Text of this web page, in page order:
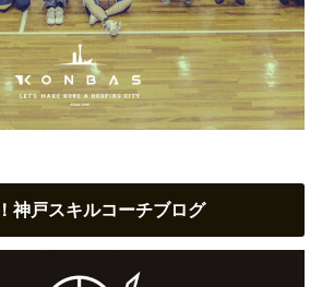
神戸スキルコーチブログ